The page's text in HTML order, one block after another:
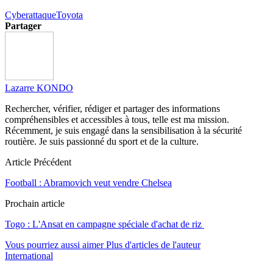
CyberattaqueToyota
Partager
Lazarre KONDO
Rechercher, vérifier, rédiger et partager des informations
compréhensibles et accessibles à tous, telle est ma mission.
Récemment, je suis engagé dans la sensibilisation à la sécurité
routière. Je suis passionné du sport et de la culture.
Article Précédent
Football : Abramovich veut vendre Chelsea
Prochain article
Togo : L'Ansat en campagne spéciale d'achat de riz
Vous pourriez aussi aimer Plus d'articles de l'auteur
International